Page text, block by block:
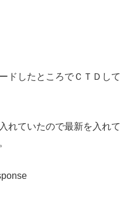
ドしたところでＣＴＤして
れていたので最新を入れて